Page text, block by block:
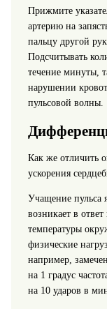
Прижмите
артерию на
пальцу другой
Подсчитывать
течение минуты,
нарушении
пульсовой волны.
Как же отличить
ускорения
Учащение пульса
возникает в
температуры
физические
например,
на 1 градус
на 10 ударов в